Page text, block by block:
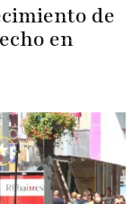
de
en